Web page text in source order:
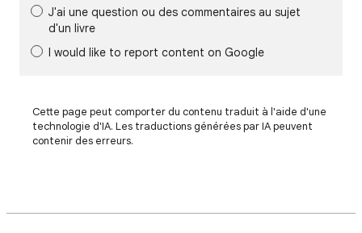
J'ai une question ou des commentaires au sujet
d'un livre
I would like to report content on Google
Cette page peut comporter du contenu traduit à l'aide d'une
technologie d'IA. Les traductions générées par IA peuvent
contenir des erreurs.